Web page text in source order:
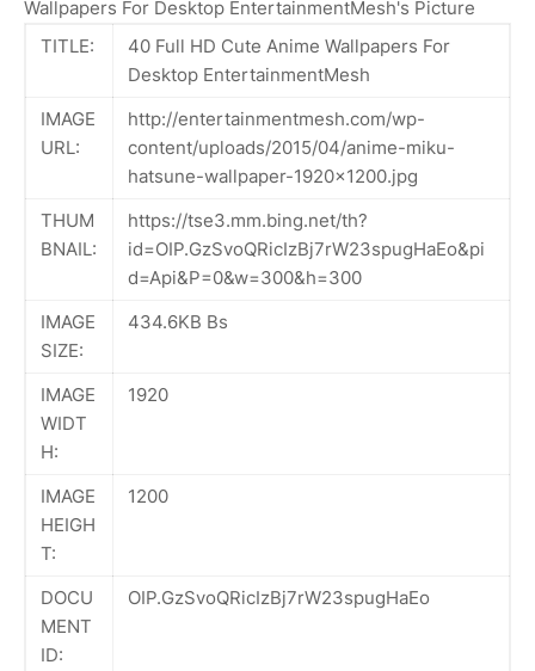
Wallpapers For Desktop EntertainmentMesh's Picture
TITLE:
40 Full HD Cute Anime Wallpapers For
Desktop EntertainmentMesh
IMAGE
URL:
http://entertainmentmesh.com/wp-
content/uploads/2015/04/anime-miku-
hatsune-wallpaper-1920x1200.jpg
THUM
BNAIL:
https://tse3.mm.bing.net/th?
id=OIP.GzSvoQRicIzBj7rW23spugHaEo&pi
d=Api&P=0&w=300&h=300
IMAGE
SIZE:
434.6KB Bs
IMAGE
WIDT
H:
1920
IMAGE
HEIGH
T:
1200
DOCU
MENT
ID:
OIP.GzSvoQRicIzBj7rW23spugHaEo